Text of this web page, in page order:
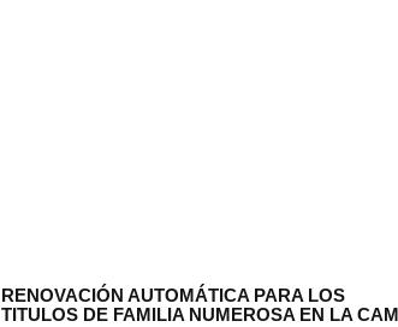
RENOVACIÓN AUTOMÁTICA PARA LOS
TITULOS DE FAMILIA NUMEROSA EN LA CAM